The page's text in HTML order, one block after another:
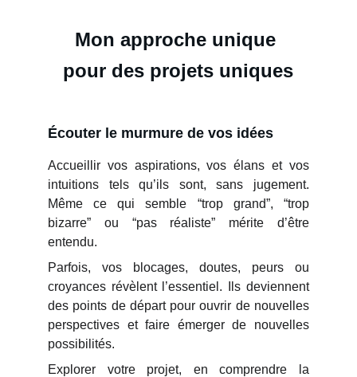
Écouter le murmure de vos idées
Accueillir vos aspirations, vos élans et vos
intuitions tels qu’ils sont, sans jugement.
Même ce qui semble “trop grand”, “trop
bizarre” ou “pas réaliste” mérite d’être
entendu.
Parfois, vos blocages, doutes, peurs ou
croyances révèlent l’essentiel. Ils deviennent
des points de départ pour ouvrir de nouvelles
perspectives et faire émerger de nouvelles
possibilités.
Explorer votre projet, en comprendre la
Mon approche unique
pour des projets uniques